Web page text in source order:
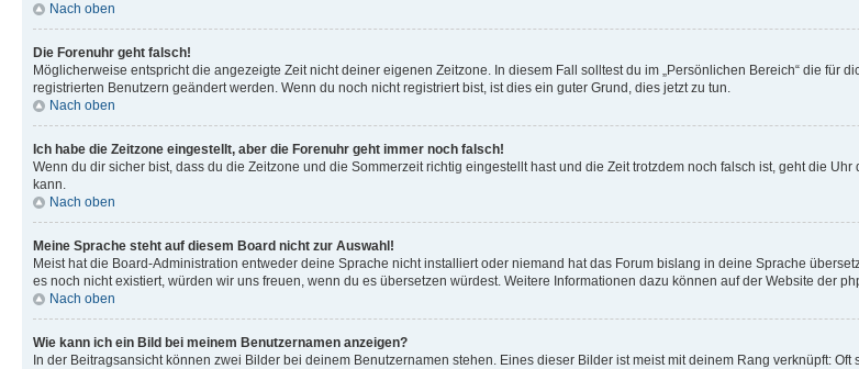
Nach oben
Die Forenuhr geht falsch!
Möglicherweise entspricht die angezeigte Zeit nicht deiner eigenen Zeitzone. In diesem Fall solltest du im „Persönlichen Bereich“ die für
registrierten Benutzern geändert werden. Wenn du noch nicht registriert bist, ist dies ein guter Grund, dies jetzt zu tun.
Nach oben
Ich habe die Zeitzone eingestellt, aber die Forenuhr geht immer noch falsch!
Wenn du dir sicher bist, dass du die Zeitzone und die Sommerzeit richtig eingestellt hast und die Zeit trotzdem noch falsch ist, geht die
kann.
Nach oben
Meine Sprache steht auf diesem Board nicht zur Auswahl!
Meist hat die Board-Administration entweder deine Sprache nicht installiert oder niemand hat das Forum bislang in deine Sprache
es noch nicht existiert, würden wir uns freuen, wenn du es übersetzen würdest. Weitere Informationen dazu können auf der Website der
Nach oben
Wie kann ich ein Bild bei meinem Benutzernamen anzeigen?
In der Beitragsansicht können zwei Bilder bei deinem Benutzernamen stehen. Eines dieser Bilder ist meist mit deinem Rang verknüpft: